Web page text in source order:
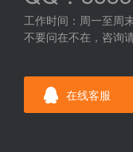
工作时间：周一至周
不要问在不在，咨询
在线客服